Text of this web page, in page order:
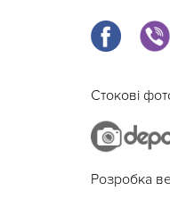
Стокові
Розробка